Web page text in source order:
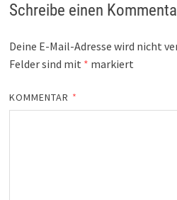
Schreibe einen
Deine E-Mail-Adresse wird nicht
Felder sind mit * markiert
KOMMENTAR *